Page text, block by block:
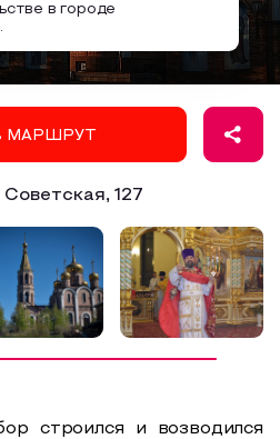
МАРШРУТ
в городе
МАРШРУТ
127
строился и возводился